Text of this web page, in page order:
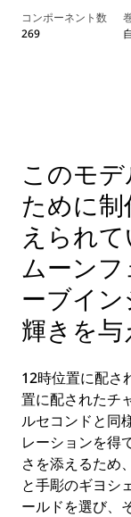
コンポーネント数
269
このモ
ために
えられて
ムーン
ーブイ
輝きを与
12時位置に配さ
置に配されたチ
ルセコンドと同
レーションを得
さを添えるため
と手彫のギヨシ
ールドを選び、